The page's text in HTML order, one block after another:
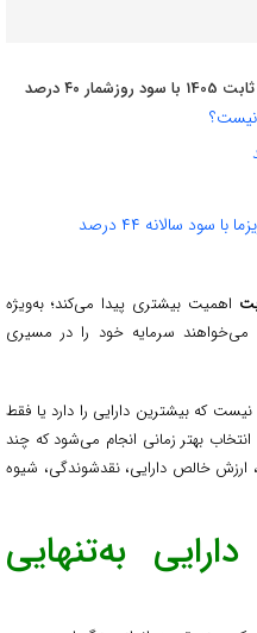
درصد
سالانه ۴۴ درصد
اهمیت بیشتری پیدا می‌کند؛ به‌ویژه
سرمایه خود را در مسیری
که بیشترین دارایی را دارد یا فقط
بهتر زمانی انجام می‌شود که چند
خالص دارایی، نقدشوندگی، شیوه
به‌تنهایی